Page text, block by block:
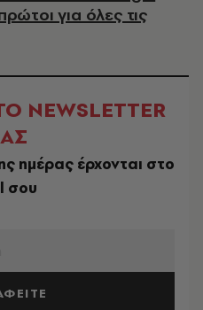
για όλες τις
NEWSLETTER
ημέρας έρχονται στο
σου